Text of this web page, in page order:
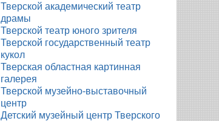
Тверской академический театр
драмы
Тверской театр юного зрителя
Тверской государственный театр
кукол
Тверская областная картинная
галерея
Тверской музейно-выставочный
центр
Детский музейный центр Тверского